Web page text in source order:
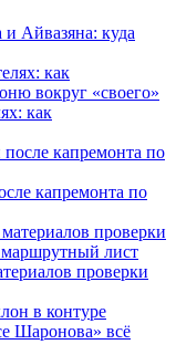
Айвазяна: куда
как
капремонта по
проверки